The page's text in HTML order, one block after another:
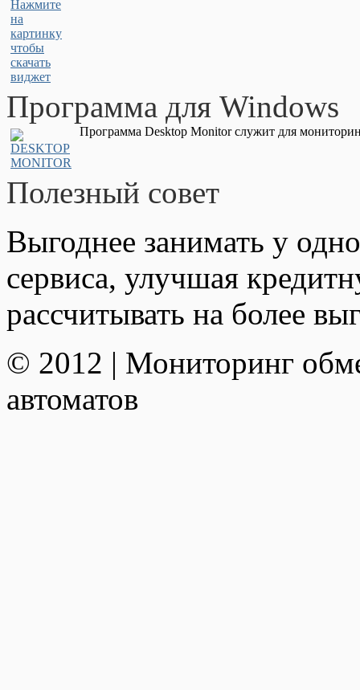
Программа для Windows
Программа Desktop Monitor служит для
Полезный совет
Выгоднее занимать у
сервиса, улучшая
рассчитывать на более
© 2012 | Мониторинг
автоматов